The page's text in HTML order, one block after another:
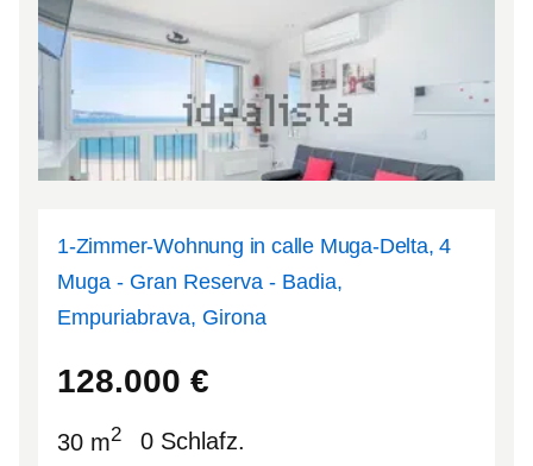
1-Zimmer-Wohnung in calle Muga-Delta, 4
Muga - Gran Reserva - Badia,
Empuriabrava, Girona
128.000 €
30 m2 0 Schlafz.